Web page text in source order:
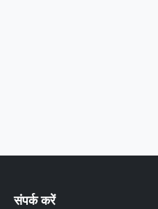
संपर्क करें